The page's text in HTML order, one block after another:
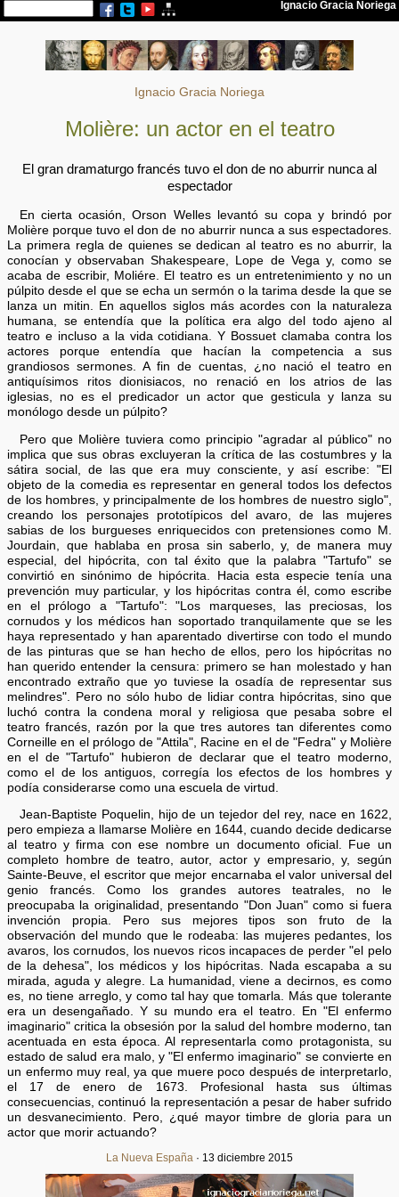
Ignacio Gracia Noriega
Molière: un actor en el teatro
El gran dramaturgo francés tuvo el don de no aburrir nunca al
espectador
En cierta ocasión, Orson Welles levantó su copa y brindó por
Molière porque tuvo el don de no aburrir nunca a sus espectadores.
La primera regla de quienes se dedican al teatro es no aburrir, la
conocían y observaban Shakespeare, Lope de Vega y, como se
acaba de escribir, Moliére. El teatro es un entretenimiento y no un
púlpito desde el que se echa un sermón o la tarima desde la que se
lanza un mitin. En aquellos siglos más acordes con la naturaleza
humana, se entendía que la política era algo del todo ajeno al
teatro e incluso a la vida cotidiana. Y Bossuet clamaba contra los
actores porque entendía que hacían la competencia a sus
grandiosos sermones. A fin de cuentas, ¿no nació el teatro en
antiquísimos ritos dionisiacos, no renació en los atrios de las
iglesias, no es el predicador un actor que gesticula y lanza su
monólogo desde un púlpito?
Pero que Molière tuviera como principio "agradar al público" no
implica que sus obras excluyeran la crítica de las costumbres y la
sátira social, de las que era muy consciente, y así escribe: "El
objeto de la comedia es representar en general todos los defectos
de los hombres, y principalmente de los hombres de nuestro siglo",
creando los personajes prototípicos del avaro, de las mujeres
sabias de los burgueses enriquecidos con pretensiones como M.
Jourdain, que hablaba en prosa sin saberlo, y, de manera muy
especial, del hipócrita, con tal éxito que la palabra "Tartufo" se
convirtió en sinónimo de hipócrita. Hacia esta especie tenía una
prevención muy particular, y los hipócritas contra él, como escribe
en el prólogo a "Tartufo": "Los marqueses, las preciosas, los
cornudos y los médicos han soportado tranquilamente que se les
haya representado y han aparentado divertirse con todo el mundo
de las pinturas que se han hecho de ellos, pero los hipócritas no
han querido entender la censura: primero se han molestado y han
encontrado extraño que yo tuviese la osadía de representar sus
melindres". Pero no sólo hubo de lidiar contra hipócritas, sino que
luchó contra la condena moral y religiosa que pesaba sobre el
teatro francés, razón por la que tres autores tan diferentes como
Corneille en el prólogo de "Attila", Racine en el de "Fedra" y Molière
en el de "Tartufo" hubieron de declarar que el teatro moderno,
como el de los antiguos, corregía los efectos de los hombres y
podía considerarse como una escuela de virtud.
Jean-Baptiste Poquelin, hijo de un tejedor del rey, nace en 1622,
pero empieza a llamarse Molière en 1644, cuando decide dedicarse
al teatro y firma con ese nombre un documento oficial. Fue un
completo hombre de teatro, autor, actor y empresario, y, según
Sainte-Beuve, el escritor que mejor encarnaba el valor universal del
genio francés. Como los grandes autores teatrales, no le
preocupaba la originalidad, presentando "Don Juan" como si fuera
invención propia. Pero sus mejores tipos son fruto de la
observación del mundo que le rodeaba: las mujeres pedantes, los
avaros, los cornudos, los nuevos ricos incapaces de perder "el pelo
de la dehesa", los médicos y los hipócritas. Nada escapaba a su
mirada, aguda y alegre. La humanidad, viene a decirnos, es como
es, no tiene arreglo, y como tal hay que tomarla. Más que tolerante
era un desengañado. Y su mundo era el teatro. En "El enfermo
imaginario" critica la obsesión por la salud del hombre moderno, tan
acentuada en esta época. Al representarla como protagonista, su
estado de salud era malo, y "El enfermo imaginario" se convierte en
un enfermo muy real, ya que muere poco después de interpretarlo,
el 17 de enero de 1673. Profesional hasta sus últimas
consecuencias, continuó la representación a pesar de haber sufrido
un desvanecimiento. Pero, ¿qué mayor timbre de gloria para un
actor que morir actuando?
La Nueva España · 13 diciembre 2015